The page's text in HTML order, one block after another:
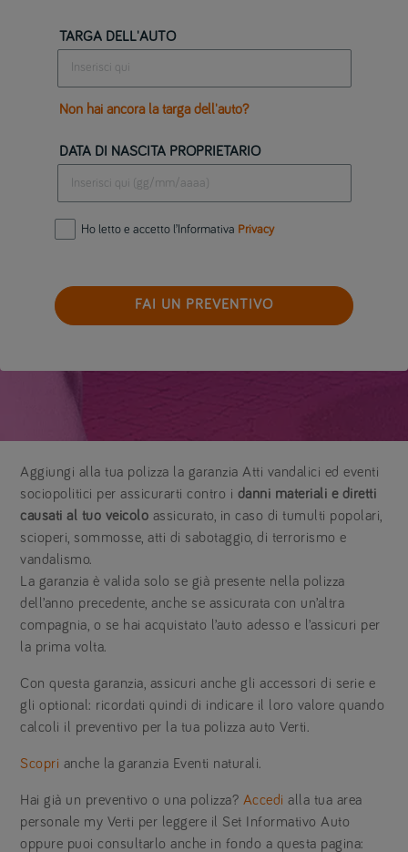
TARGA DELL'AUTO
Non hai ancora la targa dell'auto?
DATA DI NASCITA PROPRIETARIO
Ho letto e accetto l’Informativa Privacy
FAI UN PREVENTIVO
Aggiungi alla tua polizza la garanzia Atti vandalici ed eventi
sociopolitici per assicurarti contro i danni materiali e diretti
causati al tuo veicolo assicurato, in caso di tumulti popolari,
scioperi, sommosse, atti di sabotaggio, di terrorismo e
vandalismo.
La garanzia è valida solo se già presente nella polizza
dell’anno precedente, anche se assicurata con un’altra
compagnia, o se hai acquistato l’auto adesso e l’assicuri per
la prima volta.
Con questa garanzia, assicuri anche gli accessori di serie e
gli optional: ricordati quindi di indicare il loro valore quando
calcoli il preventivo per la tua polizza auto Verti.
Scopri anche la garanzia Eventi naturali.
Hai già un preventivo o una polizza? Accedi alla tua area
personale my Verti per leggere il Set Informativo Auto
oppure puoi consultarlo anche in fondo a questa pagina: